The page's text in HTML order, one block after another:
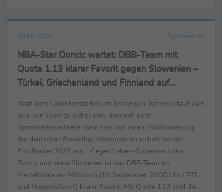
09.09.2025 Sportwetten
NBA-Star Doncic wartet: DBB-Team mit
Quote 1.13 klarer Favorit gegen Slowenien –
Türkei, Griechenland und Finnland auf
Nach dem Favoritensterben im bisherigen Turnierverlauf darf
sich kein Team zu sicher sein, dennoch geht
Sportwettenanbieter bwin fest von einen Halbfinaleinzug
der deutschen Basketball-Nationalmannschaft bei der
EuroBasket 2025 aus. Gegen Lakers-Superstar Luka
Doncic und seine Slowenen ist das DBB-Team im
Viertelfinale am Mittwoch (10. September, 20.00 Uhr / RTL
und MagentaSport) klarer Favorit. Mit Quote 1.13 sind die